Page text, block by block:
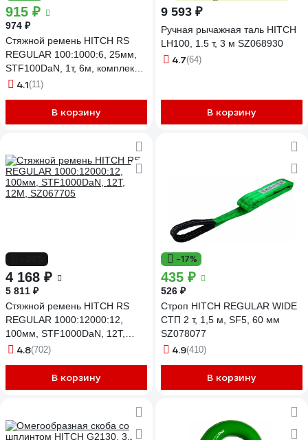
915 ₽
974 ₽
Стяжной ремень HITCH RS
REGULAR 100:1000:6, 25мм,
STF100DaN, 1т, 6м, комплект 2
шт. SZ067692
4.1(11)
В корзину
9 593 ₽
Ручная рычажная таль HITCH
LH100, 1.5 т, 3 м SZ068930
4.7(64)
В корзину
4 168 ₽
5 811 ₽
Стяжной ремень HITCH RS
REGULAR 1000:12000:12,
100мм, STF1000DaN, 12T,
12М, SZ067705
4.8(702)
В корзину
-17%
435 ₽
526 ₽
Строп HITCH REGULAR WIDE
СТП 2 т, 1,5 м, SF5, 60 мм
SZ078077
4.9(410)
В корзину